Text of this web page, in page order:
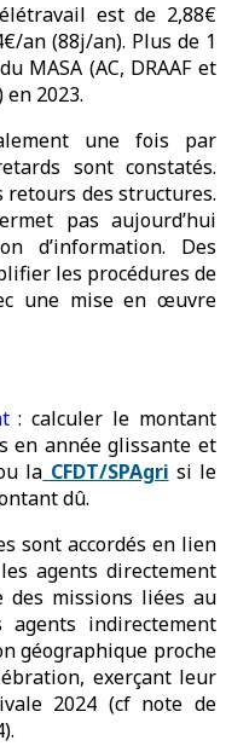
est de 2,88€
an (88j/an). Plus de 1
MASA (AC, DRAAF et
2023.
une fois par
sont constatés.
retours des structures.
pas aujourd’hui
d’information. Des
les procédures de
une mise en œuvre
: calculer le montant
en année glissante et
la CFDT/SPAgri si le
dû.
sont accordés en lien
agents directement
missions liées au
indirectement
géographique proche
exerçant leur
2024 (cf note de